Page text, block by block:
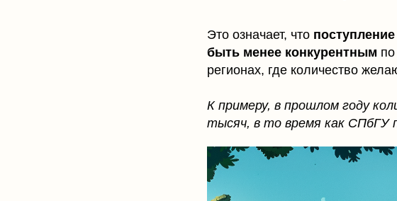
Это означает, что
быть менее конкурентным
регионах, где количество
К примеру, в прошлом году
тысяч, в то время как СПбГУ